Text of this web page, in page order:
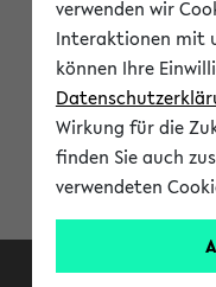
Bitte
verwenden wir
Interaktionen mit
können Ihre
Wirkung für die
finden Sie auch
verwendeten